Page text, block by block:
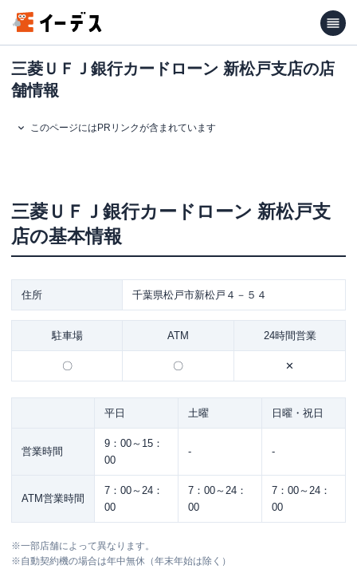
三菱ＵＦＪ銀行カードローン 新松戸支店の店
舗情報
このページにはPRリンクが含まれています
三菱ＵＦＪ銀行カードローン 新松戸支
店の基本情報
住所 千葉県松戸市新松戸４－５４
駐車場 ATM 24時間営業
〇 〇 ✕
平日 土曜 日曜・祝日
営業時間
9：00～15：
00
- -
ATM営業時間
7：00～24：
00
7：00～24：
00
7：00～24：
00
※一部店舗によって異なります。
※自動契約機の場合は年中無休（年末年始は除く）